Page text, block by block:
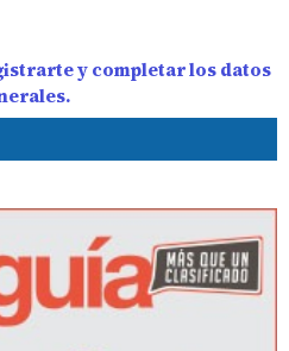
y completar los datos